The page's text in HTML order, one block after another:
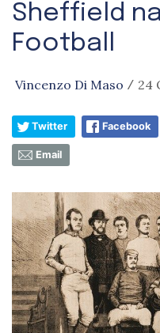
Sheffield
Football
Vincenzo Di Maso / 24
Twitter Facebook
Email